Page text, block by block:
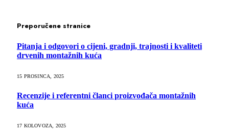
Preporučene stranice
Pitanja i odgovori o cijeni, gradnji, trajnosti i kvaliteti
drvenih montažnih kuća
15 PROSINCA, 2025
Recenzije i referentni članci proizvođača montažnih
kuća
17 KOLOVOZA, 2025